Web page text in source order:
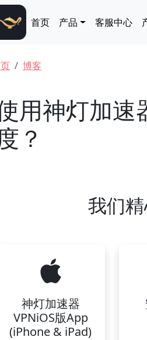
Main navigation
首页 产品 客服中心
包屑
博客
用神灯加速
？
我们
神灯加速器
VPNiOS版App
(iPhone & iPad)